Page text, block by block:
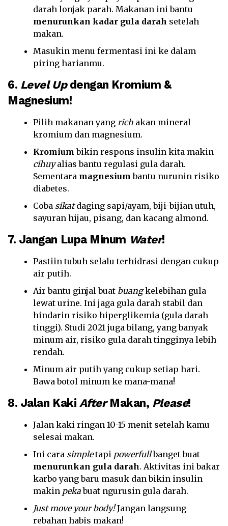
darah lonjak parah. Makanan ini bantu
menurunkan kadar gula darah setelah
makan.
Masukin menu fermentasi ini ke dalam
piring harianmu.
6. Level Updengan Kromium &
Magnesium!
Pilih makanan yang rich akan mineral
kromium dan magnesium.
Kromium bikin respons insulin kita makin
cihuyalias bantu regulasi gula darah.
Sementara magnesium bantu nurunin risiko
diabetes.
Coba sikatdaging sapi/ayam, biji-bijian utuh,
sayuran hijau, pisang, dan kacang almond.
7. Jangan Lupa Minum Water!
Pastiin tubuh selalu terhidrasi dengan cukup
air putih.
Air bantu ginjal buat buangkelebihan gula
lewat urine. Ini jaga gula darah stabil dan
hindarin risiko hiperglikemia (gula darah
tinggi). Studi 2021 juga bilang, yang banyak
minum air, risiko gula darah tingginya lebih
rendah.
Minum air putih yang cukup setiap hari.
Bawa botol minum ke mana-mana!
8. Jalan Kaki AfterMakan, Please!
Jalan kaki ringan 10-15 menit setelah kamu
selesai makan.
Ini cara simpletapi powerfullbanget buat
menurunkan gula darah. Aktivitas ini bakar
karbo yang baru masuk dan bikin insulin
makin pekabuat ngurusin gula darah.
Just move your body!Jangan langsung
rebahan habis makan!